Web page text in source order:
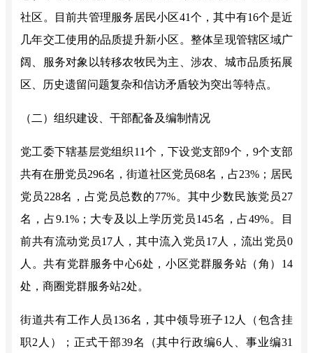
社区。目前共管理服务居民小区41个，其中有16个是近
几年交工使用的品质提升新小区。 整体呈现管辖区域广
阔、
服务对象以转移农牧民为主 、涉农 、城市品质拓展
区、历史遗留问题复杂和信访矛盾较为突出等特点。
（二）组织建设、干部配备及编制情况
党工委下辖基层党组织11个，下设党支部9个，9个支部
共有在册党员296名，街道社区党员68名，占23%；居民
党员228名，占党员总数的77%。其中少数民族党员27
名，占9.1%；大专及以上学历党员145名，占49%。目
前共有流动党员17人，其中流入党员17人，流出党员0
人。共有党群服务中心6处，小区党群服务站（角）14
处，商圈党群服务站2处。
街道共有工作人员136名，其中领导班子12人（包含挂
职2人）；正式干部39名（其中行政编6人、事业编31